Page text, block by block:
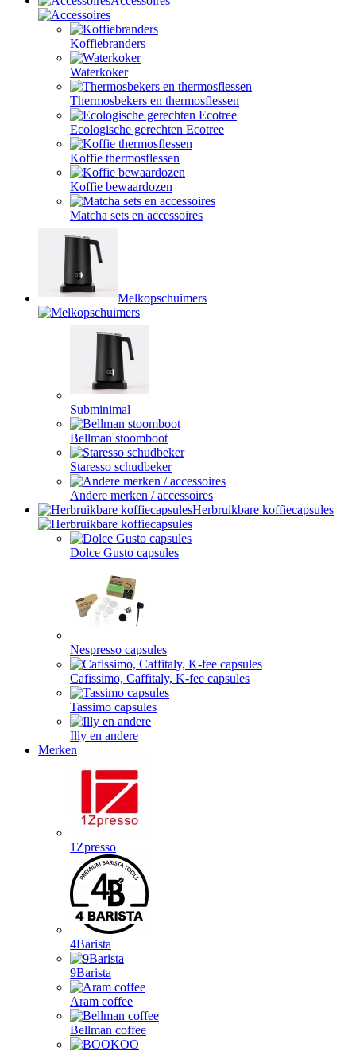
Koffiebranders
Waterkoker
Thermosbekers en thermosflessen
Ecologische gerechten Ecotree
Koffie thermosflessen
Koffie bewaardozen
Matcha sets en accessoires
Melkopschuimers
Subminimal
Bellman stoomboot
Staresso schudbeker
Andere merken / accessoires
Herbruikbare koffiecapsules
Dolce Gusto capsules
Nespresso capsules
Cafissimo, Caffitaly, K-fee capsules
Tassimo capsules
Illy en andere
Merken
1Zpresso
4Barista
9Barista
Aram coffee
Bellman coffee